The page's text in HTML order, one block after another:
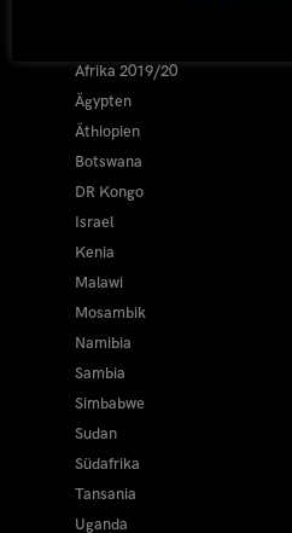
Afrika 2019/20
Ägypten
Äthiopien
Botswana
DR Kongo
Israel
Kenia
Malawi
Mosambik
Namibia
Sambia
Simbabwe
Sudan
Südafrika
Tansania
Uganda